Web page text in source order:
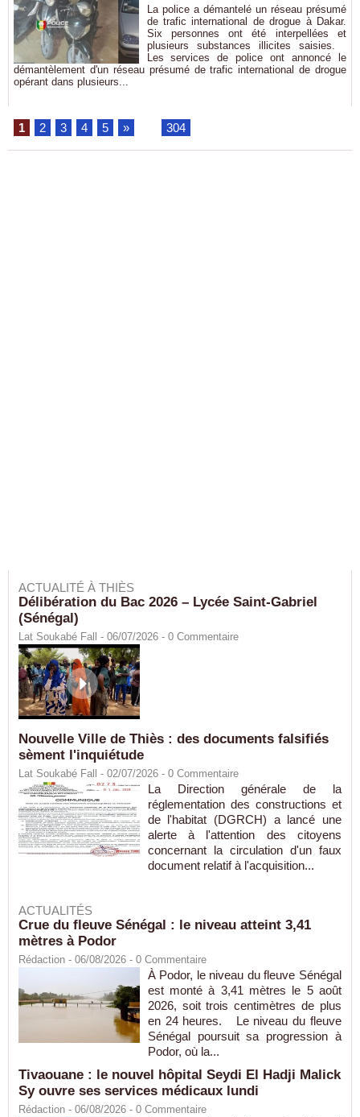
La police a démantelé un réseau présumé
de trafic international de drogue à Dakar.
Six personnes ont été interpellées et
plusieurs substances illicites saisies.
Les services de police ont annoncé le
démantèlement d'un réseau présumé de trafic international de drogue
opérant dans plusieurs...
1 2 3 4 5 » 304
ACTUALITÉ À THIÈS
Délibération du Bac 2026 – Lycée Saint-Gabriel
(Sénégal)
Lat Soukabé Fall - 06/07/2026 - 0 Commentaire
Nouvelle Ville de Thiès : des documents falsifiés
sèment l'inquiétude
Lat Soukabé Fall - 02/07/2026 - 0 Commentaire
La Direction générale de la
réglementation des constructions et
de l'habitat (DGRCH) a lancé une
alerte à l'attention des citoyens
concernant la circulation d'un faux
document relatif à l'acquisition...
ACTUALITÉS
Crue du fleuve Sénégal : le niveau atteint 3,41
mètres à Podor
Rédaction - 06/08/2026 - 0 Commentaire
À Podor, le niveau du fleuve Sénégal
est monté à 3,41 mètres le 5 août
2026, soit trois centimètres de plus
en 24 heures. Le niveau du fleuve
Sénégal poursuit sa progression à
Podor, où la...
Tivaouane : le nouvel hôpital Seydi El Hadji Malick
Sy ouvre ses services médicaux lundi
Rédaction - 06/08/2026 - 0 Commentaire